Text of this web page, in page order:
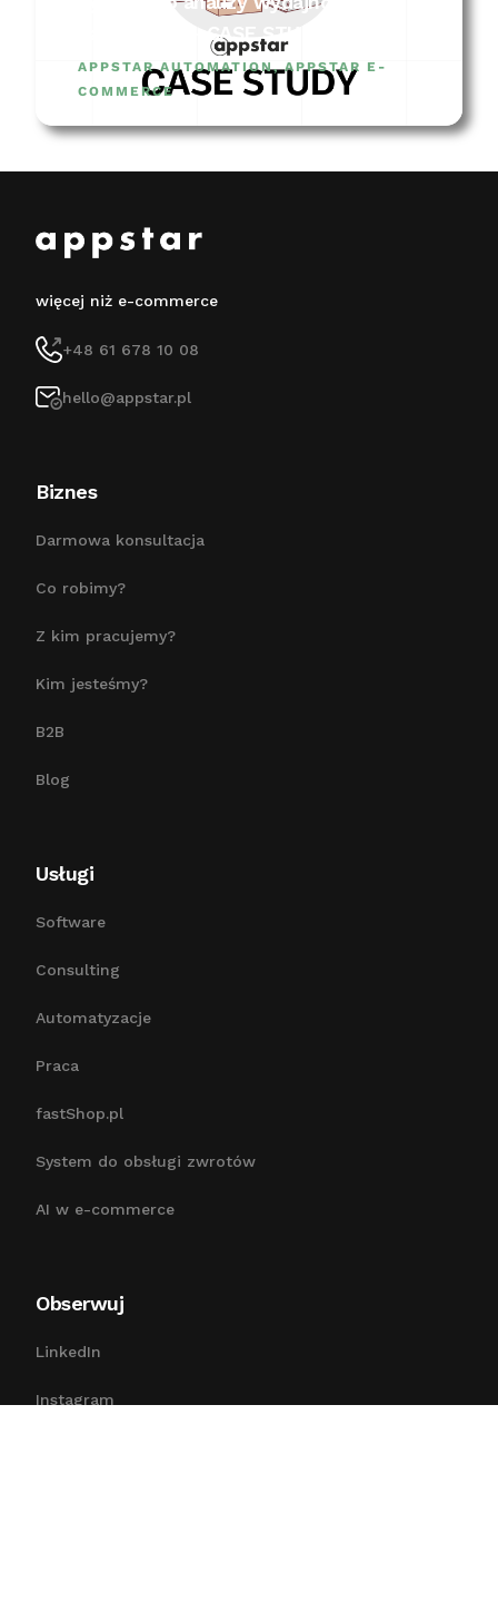
pakowaczy – CASE STUDY
APPSTAR AUTOMATION,APPSTAR E-
COMMERCE
więcej niż e-commerce
+48 61 678 10 08
hello@appstar.pl
Biznes
Darmowa konsultacja
Co robimy?
Z kim pracujemy?
Kim jesteśmy?
B2B
Blog
Usługi
Software
Consulting
Automatyzacje
Praca
fastShop.pl
System do obsługi zwrotów
AI w e-commerce
Obserwuj
LinkedIn
Instagram